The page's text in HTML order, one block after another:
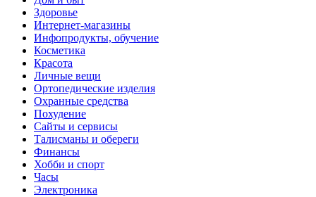
Здоровье
Интернет-магазины
Инфопродукты, обучение
Косметика
Красота
Личные вещи
Ортопедические изделия
Охранные средства
Похудение
Сайты и сервисы
Талисманы и обереги
Финансы
Хобби и спорт
Часы
Электроника